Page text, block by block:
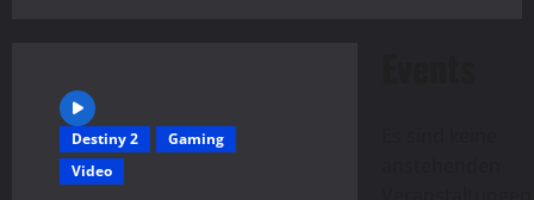
Destiny 2
Gaming
Video